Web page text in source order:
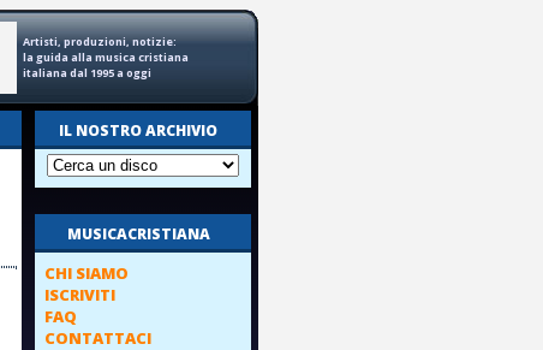
Artisti, produzioni, notizie:
la guida alla musica cristiana
italiana dal 1995 a oggi
IL NOSTRO ARCHIVIO
MUSICACRISTIANA
CHI SIAMO
ISCRIVITI
FAQ
CONTATTACI